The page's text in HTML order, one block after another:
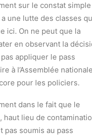
sur le constat simple
a une lutte des classes
ici. On ne peut que la
en observant la
appliquer le pass
à l’Assemblée
pour les policiers.
dans le fait que le
haut lieu de
pas soumis au pass